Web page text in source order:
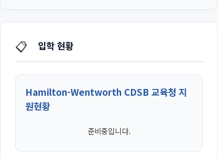
📋 입학 현황
Hamilton-Wentworth CDSB 교육청 지
원현황
준비중입니다.